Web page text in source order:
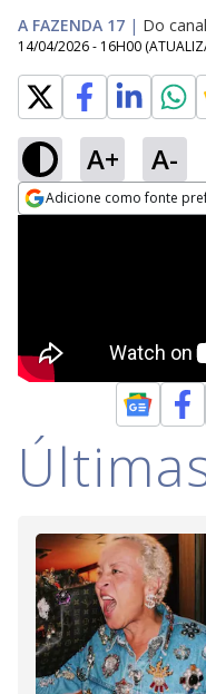
A FAZENDA 17 | Do
14/04/2026 - 16H00
A+ A-
Adicione como fonte